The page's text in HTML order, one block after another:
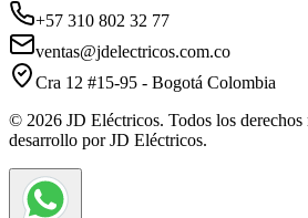
+57 310 802 32 77
ventas@jdelectricos.com.co
Cra 12 #15-95 - Bogotá Colombia
© 2026 JD Eléctricos. Todos los derechos
desarrollo por JD Eléctricos.